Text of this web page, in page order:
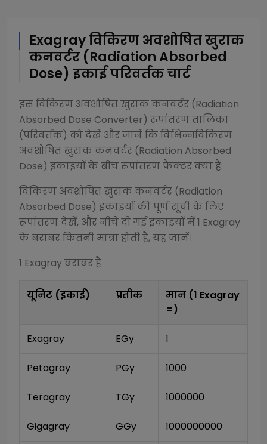
Exagrayविकिरण अवशोषित खुराक
कनवर्टर (Radiation Absorbed
Dose) इकाई परिवर्तक चार्ट
इसविकिरण अवशोषित खुराक कनवर्टर (Radiation
Absorbed Dose Converter) रूपांतरण तालिका
(परिवर्तक) को देखें और जानें कि विभिन्नविकिरण
अवशोषित खुराक कनवर्टर (Radiation Absorbed
Dose) इकाइयों के बीच रूपांतरण फैक्टर क्या हैं:
विकिरण अवशोषित खुराक कनवर्टर (Radiation
Absorbed Dose) इकाइयों की पूर्ण सूची के लिए
रूपांतरण देखें, और नीचे दी गई इकाइयों में 1 Exagray
के बराबर कितनी मात्रा होती है, यह जानें।
1 Exagrayबराबर है
यूनिट (इकाई) प्रतीक मान (1 Exagray
=)
Exagray EGy 1
Petagray PGy 1000
Teragray TGy 1000000
Gigagray GGy 1000000000